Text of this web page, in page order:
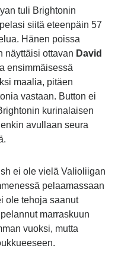
tuli Brightonin
siitä eteenpäin 57
Hänen poissa
näyttäisi ottavan David
ensimmäisessä
maalia, pitäen
vastaan. Button ei
kurinalaisen
avullaan seura
ei ole vielä Valioliigan
pelaamassaan
ole tehoja saanut
marraskuun
vuoksi, mutta